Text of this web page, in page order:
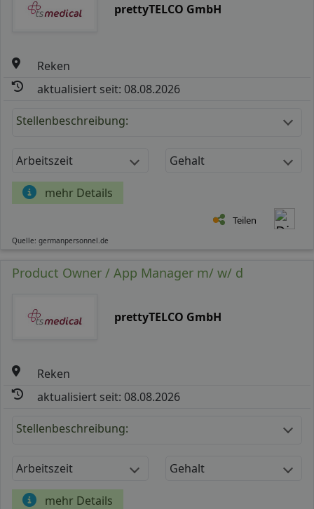
prettyTELCO GmbH
Reken
aktualisiert seit: 08.08.2026
Stellenbeschreibung:
Arbeitszeit Gehalt
mehr Details
Teilen
Quelle: germanpersonnel.de
Product Owner / App Manager m/ w/ d
prettyTELCO GmbH
Reken
aktualisiert seit: 08.08.2026
Stellenbeschreibung:
Arbeitszeit Gehalt
mehr Details